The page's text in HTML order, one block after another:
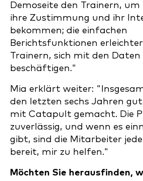
Demoseite den Trainern,
ihre Zustimmung und ihr
bekommen; die einfachen
Berichtsfunktionen
Trainern, sich mit den Daten
beschäftigen."
Mia erklärt weiter:
den letzten sechs Jahren
mit Catapult gemacht. Die
zuverlässig, und wenn es
gibt, sind die Mitarbeiter
bereit, mir zu helfen."
Möchten Sie herausfinden,